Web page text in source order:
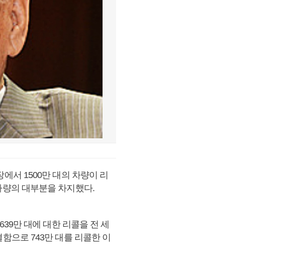
서 1500만 대의 차량이 리
의 대부분을 차지했다.
만 대에 대한 리콜을 전 세
으로 743만 대를 리콜한 이